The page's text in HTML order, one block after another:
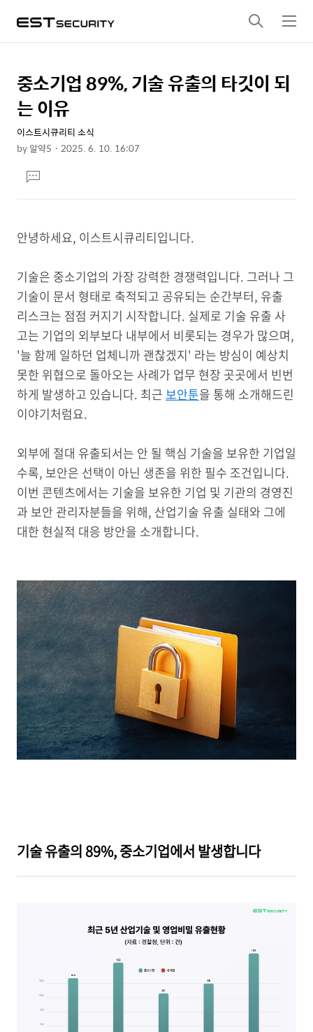
검
색
메
뉴
상
세
컨
텐
본
문
제
목
중소기업 89%, 기술 유출의 타깃이 되
는 이유
이스트시큐리티 소식
by알약5 2025. 6. 10. 16:07
문댓
글
안녕하세요, 이스트시큐리티입니다.
기술은 중소기업의 가장 강력한 경쟁력입니다. 그러나 그
기술이 문서 형태로 축적되고 공유되는 순간부터, 유출
리스크는 점점 커지기 시작합니다. 실제로 기술 유출 사
고는 기업의 외부보다 내부에서 비롯되는 경우가 많으며,
'늘 함께 일하던 업체니까 괜찮겠지' 라는 방심이 예상치
못한 위협으로 돌아오는 사례가 업무 현장 곳곳에서 빈번
하게 발생하고 있습니다. 최근 보안툰을 통해 소개해드린
이야기처럼요.
외부에 절대 유출되서는 안 될 핵심 기술을 보유한 기업일
수록, 보안은 선택이 아닌 생존을 위한 필수 조건입니다.
이번 콘텐츠에서는 기술을 보유한 기업 및 기관의 경영진
과 보안 관리자분들을 위해, 산업기술 유출 실태와 그에
대한 현실적 대응 방안을 소개합니다.
기술 유출의 89%, 중소기업에서 발생합니다